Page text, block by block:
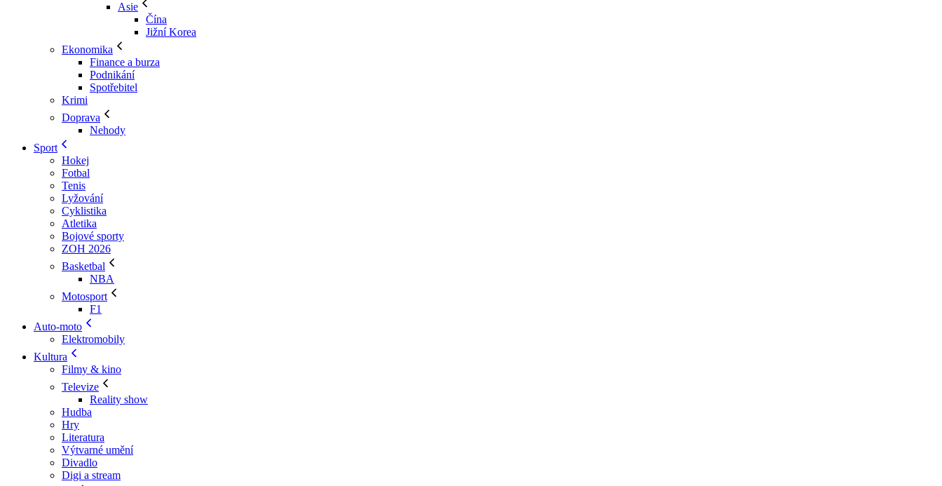
Asie
Čína
Jižní Korea
Ekonomika
Finance a burza
Podnikání
Spotřebitel
Krimi
Doprava
Nehody
Sport
Hokej
Fotbal
Tenis
Lyžování
Cyklistika
Atletika
Bojové sporty
ZOH 2026
Basketbal
NBA
Motosport
F1
Auto-moto
Elektromobily
Kultura
Filmy & kino
Televize
Reality show
Hudba
Hry
Literatura
Výtvarné umění
Divadlo
Digi a stream